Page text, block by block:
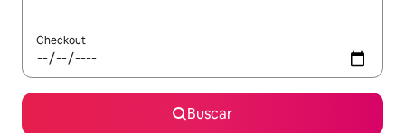
Checkout
Buscar